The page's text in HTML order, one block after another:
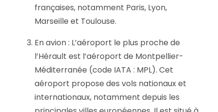
françaises, notamment Paris, Lyon,
Marseille et Toulouse.
En avion : L’aéroport le plus proche de
l’Hérault est l’aéroport de Montpellier-
Méditerranée (code IATA : MPL). Cet
aéroport propose des vols nationaux et
internationaux, notamment depuis les